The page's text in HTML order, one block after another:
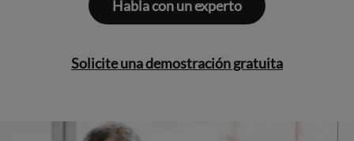
Habla con un experto
Solicite una demostración gratuita